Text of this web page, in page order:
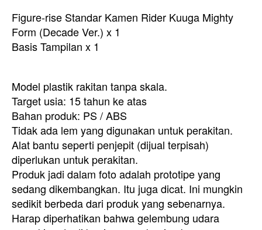
Figure-rise Standar Kamen Rider Kuuga Mighty
Form (Decade Ver.) x 1
Basis Tampilan x 1
Model plastik rakitan tanpa skala.
Target usia: 15 tahun ke atas
Bahan produk: PS / ABS
Tidak ada lem yang digunakan untuk perakitan.
Alat bantu seperti penjepit (dijual terpisah)
diperlukan untuk perakitan.
Produk jadi dalam foto adalah prototipe yang
sedang dikembangkan. Itu juga dicat. Ini mungkin
sedikit berbeda dari produk yang sebenarnya.
Harap diperhatikan bahwa gelembung udara